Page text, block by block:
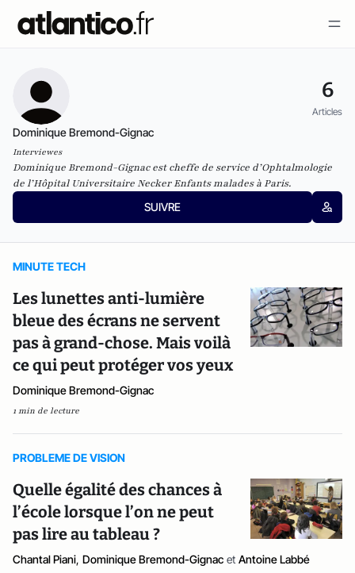
6
Articles
Dominique Bremond-Gignac
Interviewes
Dominique Bremond-Gignac est cheffe de service d’Ophtalmologie
de l’Hôpital Universitaire Necker Enfants malades à Paris.
SUIVRE
MINUTE TECH
Les lunettes anti-lumière
bleue des écrans ne servent
pas à grand-chose. Mais voilà
ce qui peut protéger vos yeux
Dominique Bremond-Gignac
1 min de lecture
PROBLEME DE VISION
Quelle égalité des chances à
l’école lorsque l’on ne peut
pas lire au tableau ?
Chantal Piani, Dominique Bremond-Gignac et Antoine Labbé